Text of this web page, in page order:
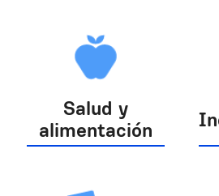
Salud y
alimentación